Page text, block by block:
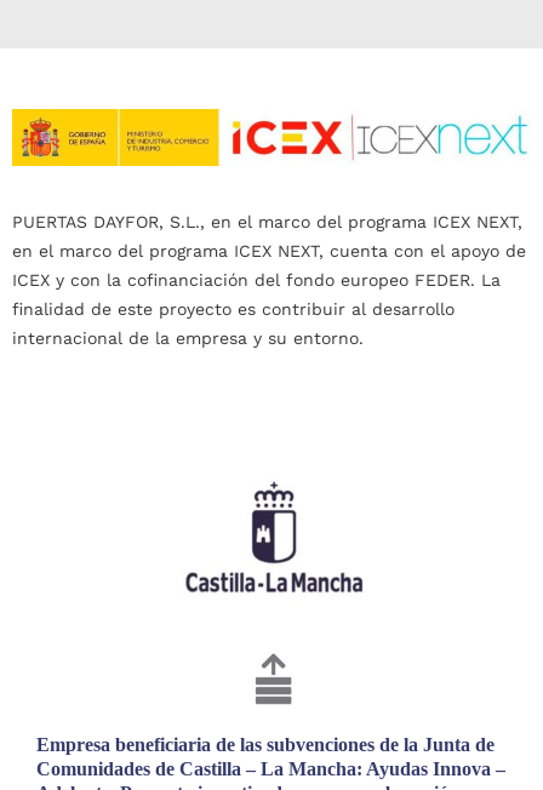
PUERTAS DAYFOR, S.L., en el marco del programa ICEX NEXT,
en el marco del programa ICEX NEXT, cuenta con el apoyo de
ICEX y con la cofinanciación del fondo europeo FEDER. La
finalidad de este proyecto es contribuir al desarrollo
internacional de la empresa y su entorno.
Empresa beneficiaria de las subvenciones de la Junta de
Comunidades de Castilla – La Mancha: Ayudas Innova –